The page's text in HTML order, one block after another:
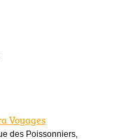
Voyages
des Poissonniers,